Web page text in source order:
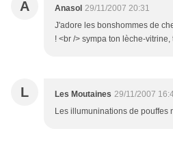
A Anasol 29/11/2007 20:31
J'adore les bonshommes de
! <br /> sympa ton lèche-
L Les Moutaines 29/11/2007
Les illumuninations de pouffes